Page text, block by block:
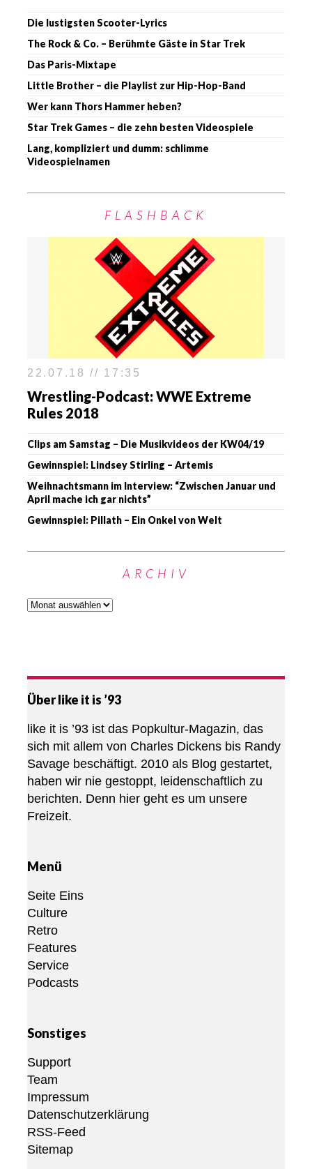
Die lustigsten Scooter-Lyrics
The Rock & Co. – Berühmte Gäste in Star Trek
Das Paris-Mixtape
Little Brother – die Playlist zur Hip-Hop-Band
Wer kann Thors Hammer heben?
Star Trek Games – die zehn besten Videospiele
Lang, kompliziert und dumm: schlimme
Videospielnamen
FLASHBACK
22.07.18 // 17:35
Wrestling-Podcast: WWE Extreme
Rules 2018
Clips am Samstag – Die Musikvideos der KW04/19
Gewinnspiel: Lindsey Stirling – Artemis
Weihnachtsmann im Interview: “Zwischen Januar und
April mache ich gar nichts”
Gewinnspiel: Pillath – Ein Onkel von Welt
ARCHIV
Über like it is ’93
like it is ’93 ist das Popkultur-Magazin, das
sich mit allem von Charles Dickens bis Randy
Savage beschäftigt. 2010 als Blog gestartet,
haben wir nie gestoppt, leidenschaftlich zu
berichten. Denn hier geht es um unsere
Freizeit.
Menü
Seite Eins
Culture
Retro
Features
Service
Podcasts
Sonstiges
Support
Team
Impressum
Datenschutzerklärung
RSS-Feed
Sitemap